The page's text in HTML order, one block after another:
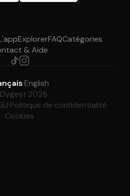
ExplorerFAQCatégories
& Aide
·English
2026
·Politique de confidentialité·
Cookies